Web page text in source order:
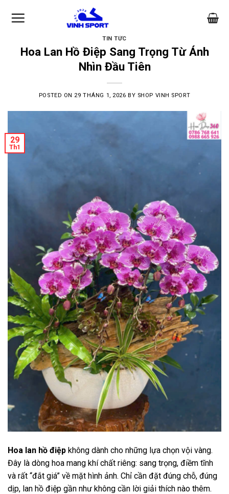
TIN TỨC
Hoa Lan Hồ Điệp Sang Trọng Từ Ánh
Nhìn Đầu Tiên
POSTED ON 29 THÁNG 1, 2026 BY SHOP VINH SPORT
29
Th1
Hoa lan hồ điệp không dành cho những lựa chọn vội vàng.
Đây là dòng hoa mang khí chất riêng: sang trọng, điềm tĩnh
và rất “đắt giá” về mặt hình ảnh. Chỉ cần đặt đúng chỗ, đúng
dịp, lan hồ điệp gần như không cần lời giải thích nào thêm.